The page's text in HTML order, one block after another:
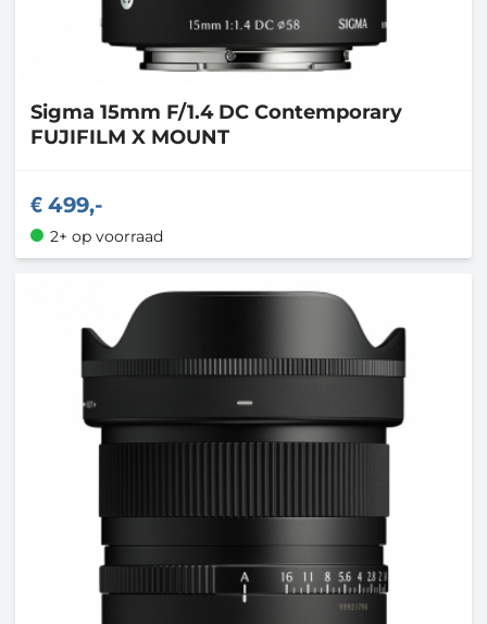
Sigma 15mm F/1.4 DC Contemporary
FUJIFILM X MOUNT
499,-
2+ op voorraad